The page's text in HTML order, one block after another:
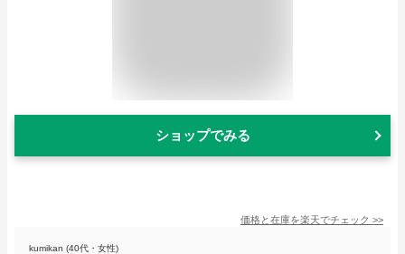
ショップでみる
価格と在庫を楽天でチェック >>
kumikan (40代・女性)